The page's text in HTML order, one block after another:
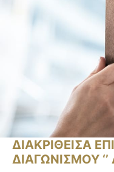
ΔΙΑΚΡΙΘΕΙΣΑ
ΔΙΑΓΩΝΙΣΜΟΥ ‘’